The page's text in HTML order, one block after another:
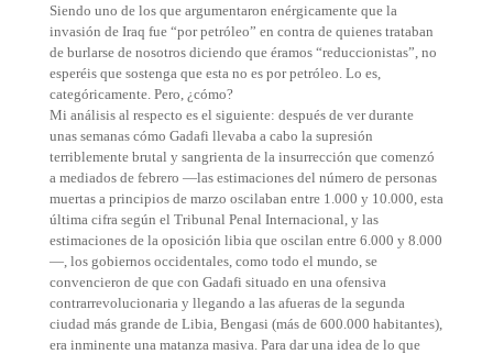
Siendo uno de los que argumentaron enérgicamente que la
invasión de Iraq fue “por petróleo” en contra de quienes trataban
de burlarse de nosotros diciendo que éramos “reduccionistas”, no
esperéis que sostenga que esta no es por petróleo. Lo es,
categóricamente. Pero, ¿cómo?
Mi análisis al respecto es el siguiente: después de ver durante
unas semanas cómo Gadafi llevaba a cabo la supresión
terriblemente brutal y sangrienta de la insurrección que comenzó
a mediados de febrero —las estimaciones del número de personas
muertas a principios de marzo oscilaban entre 1.000 y 10.000, esta
última cifra según el Tribunal Penal Internacional, y las
estimaciones de la oposición libia que oscilan entre 6.000 y 8.000
—, los gobiernos occidentales, como todo el mundo, se
convencieron de que con Gadafi situado en una ofensiva
contrarrevolucionaria y llegando a las afueras de la segunda
ciudad más grande de Libia, Bengasi (más de 600.000 habitantes),
era inminente una matanza masiva. Para dar una idea de lo que